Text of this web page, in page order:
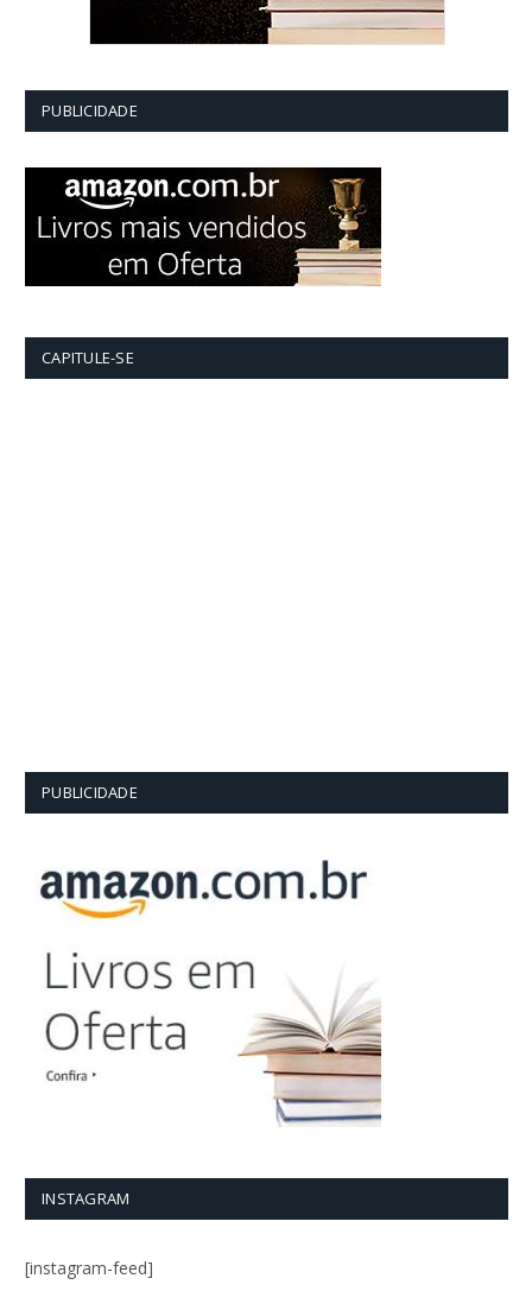
PUBLICIDADE
CAPITULE-SE
PUBLICIDADE
INSTAGRAM
[instagram-feed]